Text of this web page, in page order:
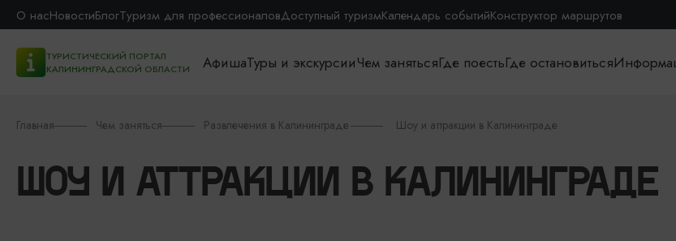
О насНовостиБлогТуризм для профессионаловДоступный туризмКалендарь событийКонструктор маршрутов
ТУРИСТИЧЕСКИЙ ПОРТАЛ
КАЛИНИНГРАДСКОЙ ОБЛАСТИ
АфишаТуры и экскурсииЧем занятьсяГде поестьГде остановиться
Главная Чем заняться Развлечения в Калининграде Шоу и аттракции в Калининграде
ШОУ И АТТРАКЦИИ В КАЛИНИНГРАДЕ